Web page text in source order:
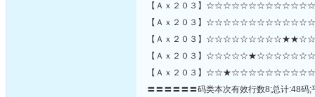
【Ａｘ２０３】
【Ａｘ２０３】
【Ａｘ２０３】
【Ａｘ２０３】
【Ａｘ２０３】
〓〓〓〓〓〓码类本次有效行数8;总计:48码